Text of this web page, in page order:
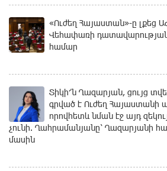
«Ուժեղ Հայաստան»-ը լքեց
Վեհափառի
համար
Տիկի՜ն Ղազարյան, ցույց
գրված է Ուժեղ Հայաստանի
որովհետև նման էջ այդ
չունի. Ղահրամանյանը՝ Ղազարյանի
մասին